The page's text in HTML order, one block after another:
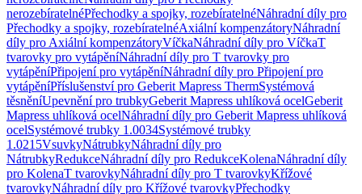
nerozebíratelnéPřechodky a spojky, rozebíratelnéNáhradní díly pro
Přechodky a spojky, rozebíratelnéAxiální kompenzátoryNáhradní
díly pro Axiální kompenzátoryVíčkaNáhradní díly pro VíčkaT
tvarovky pro vytápěníNáhradní díly pro T tvarovky pro
vytápěníPřipojení pro vytápěníNáhradní díly pro Připojení pro
vytápěníPříslušenství pro Geberit Mapress ThermSystémová
těsněníUpevnění pro trubkyGeberit Mapress uhlíková ocelGeberit
Mapress uhlíková ocelNáhradní díly pro Geberit Mapress uhlíková
ocelSystémové trubky 1.0034Systémové trubky
1.0215VsuvkyNátrubkyNáhradní díly pro
NátrubkyRedukceNáhradní díly pro RedukceKolenaNáhradní díly
pro KolenaT tvarovkyNáhradní díly pro T tvarovkyKřížové
tvarovkyNáhradní díly pro Křížové tvarovkyPřechodky